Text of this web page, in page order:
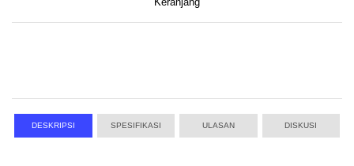
Keranjang
DESKRIPSI SPESIFIKASI ULASAN DISKUSI